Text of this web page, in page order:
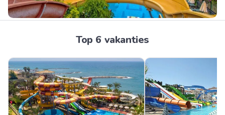
Top 6 vakanties